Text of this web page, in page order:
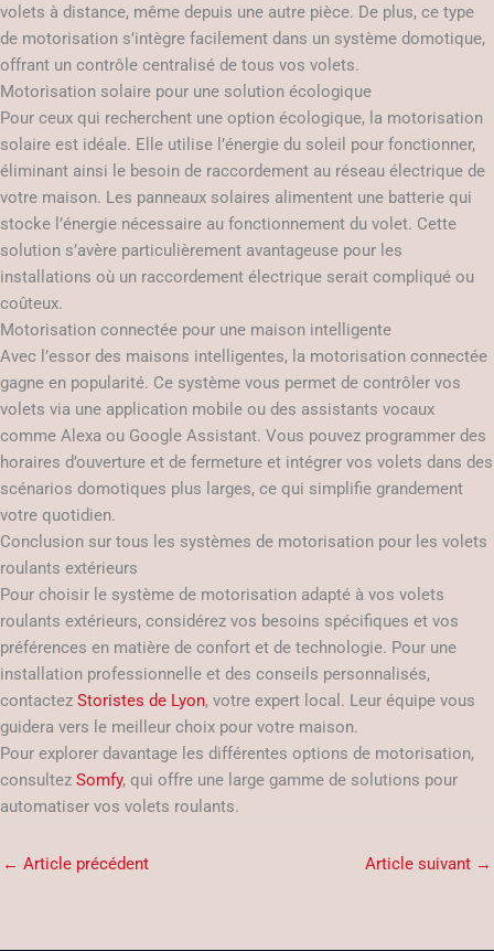
volets à distance, même depuis une autre pièce. De plus, ce type
de motorisation s’intègre facilement dans un système domotique,
offrant un contrôle centralisé de tous vos volets.
Motorisation solaire pour une solution écologique
Pour ceux qui recherchent une option écologique, la motorisation
solaire est idéale. Elle utilise l’énergie du soleil pour fonctionner,
éliminant ainsi le besoin de raccordement au réseau électrique de
votre maison. Les panneaux solaires alimentent une batterie qui
stocke l’énergie nécessaire au fonctionnement du volet. Cette
solution s’avère particulièrement avantageuse pour les
installations où un raccordement électrique serait compliqué ou
coûteux.
Motorisation connectée pour une maison intelligente
Avec l’essor des maisons intelligentes, la motorisation connectée
gagne en popularité. Ce système vous permet de contrôler vos
volets via une application mobile ou des assistants vocaux
comme Alexa ou Google Assistant. Vous pouvez programmer des
horaires d’ouverture et de fermeture et intégrer vos volets dans des
scénarios domotiques plus larges, ce qui simplifie grandement
votre quotidien.
Conclusion sur tous les systèmes de motorisation pour les volets
roulants extérieurs
Pour choisir le système de motorisation adapté à vos volets
roulants extérieurs, considérez vos besoins spécifiques et vos
préférences en matière de confort et de technologie. Pour une
installation professionnelle et des conseils personnalisés,
contactez Storistes de Lyon, votre expert local. Leur équipe vous
guidera vers le meilleur choix pour votre maison.
Pour explorer davantage les différentes options de motorisation,
consultez Somfy, qui offre une large gamme de solutions pour
automatiser vos volets roulants.
← Article précédent Article suivant →